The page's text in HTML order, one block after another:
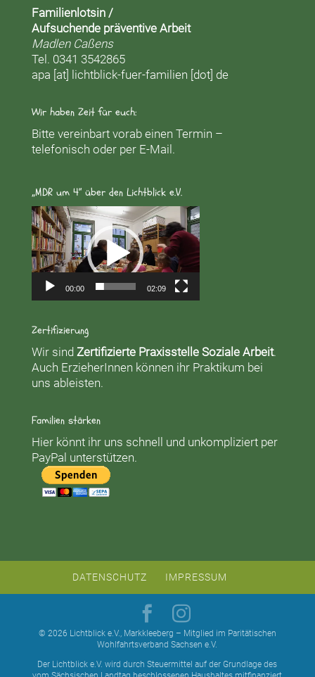
Familienlotsin /
Aufsuchende präventive Arbeit
Madlen Caßens
Tel. 0341 3542865
apa [at] lichtblick-fuer-familien [dot] de
Wir haben Zeit für euch:
Bitte vereinbart vorab einen Termin –
telefonisch oder per E-Mail.
„MDR um 4“ über den Lichtblick e.V.
Video-
Player
00:00 02:09
Zertifizierung
Wir sind Zertifizierte Praxisstelle Soziale Arbeit.
Auch ErzieherInnen können ihr Praktikum bei
uns ableisten.
Familien stärken
Hier könnt ihr uns schnell und unkompliziert per
PayPal unterstützen.
DATENSCHUTZ IMPRESSUM
© 2026 Lichtblick e.V., Markkleeberg – Mitglied im Paritätischen
Wohlfahrtsverband Sachsen e.V.
Der Lichtblick e.V. wird durch Steuermittel auf der Grundlage des